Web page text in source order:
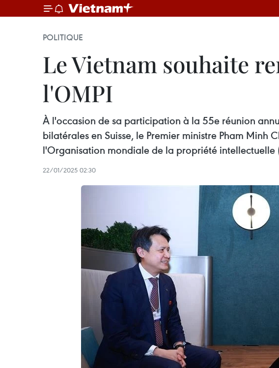
POLITIQUE
Le Vietnam souhaite
l'OMPI
À l'occasion de sa participation à la 55e réunion
bilatérales en Suisse, le Premier ministre Pham
l'Organisation mondiale de la propriété intellectuelle
22/01/2025 02:30